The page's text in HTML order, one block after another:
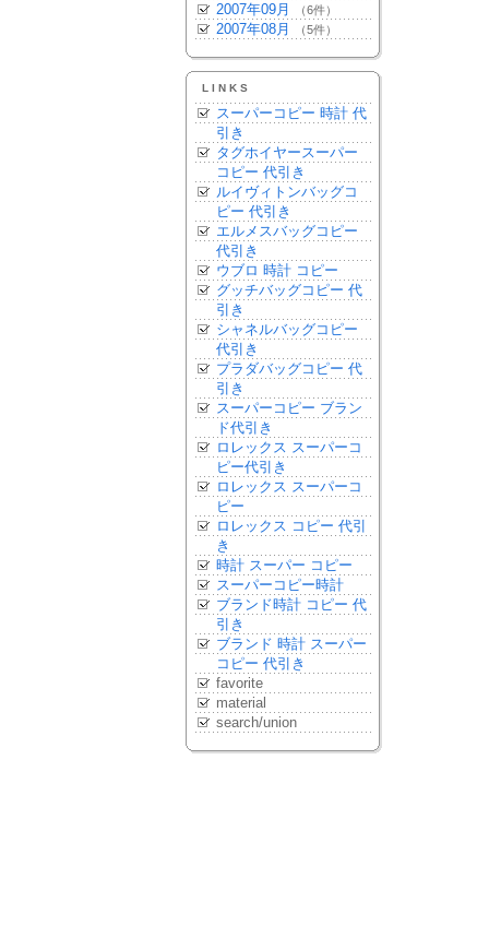
2007年09月 （6件）
2007年08月 （5件）
LINKS
スーパーコピー 時計 代
引き
タグホイヤースーパー
コピー 代引き
ルイヴィトンバッグコ
ピー 代引き
エルメスバッグコピー
代引き
ウブロ 時計 コピー
グッチバッグコピー 代
引き
シャネルバッグコピー
代引き
プラダバッグコピー 代
引き
スーパーコピー ブラン
ド代引き
ロレックス スーパーコ
ピー代引き
ロレックス スーパーコ
ピー
ロレックス コピー 代引
き
時計 スーパー コピー
スーパーコピー時計
ブランド時計 コピー 代
引き
ブランド 時計 スーパー
コピー 代引き
favorite
material
search/union